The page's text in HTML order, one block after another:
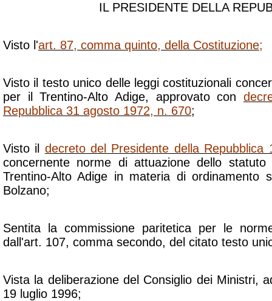
IL PRESIDENTE DELLA
Visto l'art. 87, comma quinto, della Costituzione;
Visto il testo unico delle leggi costituzionali
per il Trentino-Alto Adige, approvato con
Repubblica 31 agosto 1972, n. 670;
Visto il decreto del Presidente della
concernente norme di attuazione dello
Trentino-Alto Adige in materia di ordinamento
Bolzano;
Sentita la commissione paritetica per le
dall'art. 107, comma secondo, del citato testo
Vista la deliberazione del Consiglio dei Ministri,
19 luglio 1996;